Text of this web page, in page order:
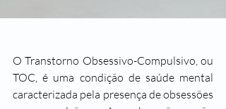
O Transtorno Obsessivo-Compulsivo, ou
TOC, é uma condição de saúde mental
caracterizada pela presença de obsessões